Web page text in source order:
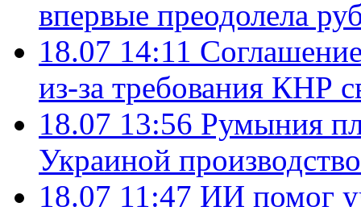
впервые преодолела
18.07 14:11
из-за требования КНР
18.07 13:56 Румыния
Украиной
18.07 11:47 ИИ помог